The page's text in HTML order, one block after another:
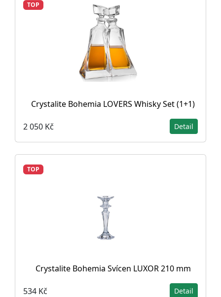
TOP
Crystalite Bohemia LOVERS Whisky Set (1+1)
2 050 Kč Detail
TOP
Crystalite Bohemia Svícen LUXOR 210 mm
534 Kč Detail